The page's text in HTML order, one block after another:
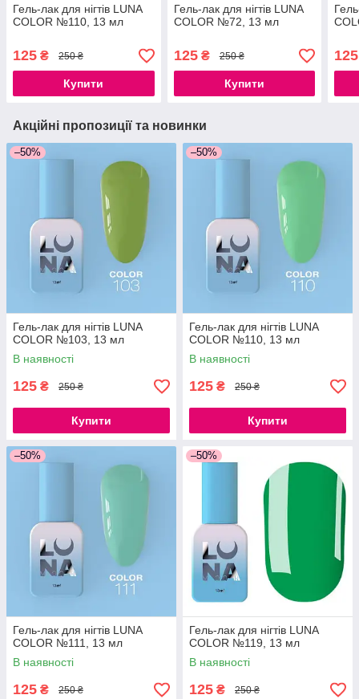
Гель-лак для нігтів LUNA
COLOR №110, 13 мл
125 ₴ 250 ₴
Купити
Гель-лак для нігтів LUNA
COLOR №72, 13 мл
125₴ 250 ₴
Купити
125
Акційні пропозиції та новинки
–50%
Гель-лак для нігтів LUNA
COLOR №103, 13 мл
В наявності
125 ₴ 250 ₴
Купити
–50%
Гель-лак для нігтів LUNA
COLOR №110, 13 мл
В наявності
125 ₴ 250 ₴
Купити
–50%
Гель-лак для нігтів LUNA
COLOR №111, 13 мл
В наявності
125 ₴ 250 ₴
–50%
Гель-лак для нігтів LUNA
COLOR №119, 13 мл
В наявності
125 ₴ 250 ₴